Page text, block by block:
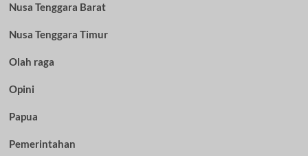
Nusa Tenggara Barat
Nusa Tenggara Timur
Olah raga
Opini
Papua
Pemerintahan